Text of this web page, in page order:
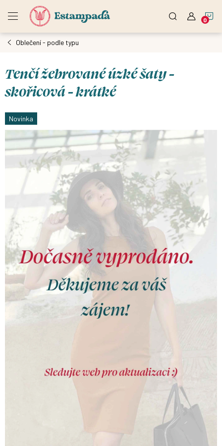
Oblečení - podle typu
Tenčí žebrované úzké šaty -
skořicová - krátké
Novinka